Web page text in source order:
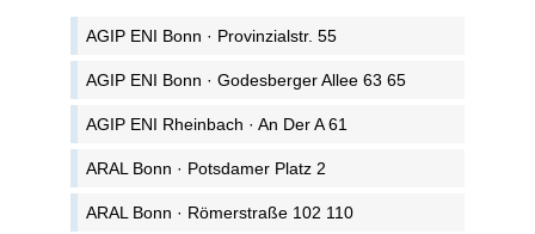
AGIP ENI Bonn · Provinzialstr. 55
AGIP ENI Bonn · Godesberger Allee 63 65
AGIP ENI Rheinbach · An Der A 61
ARAL Bonn · Potsdamer Platz 2
ARAL Bonn · Römerstraße 102 110